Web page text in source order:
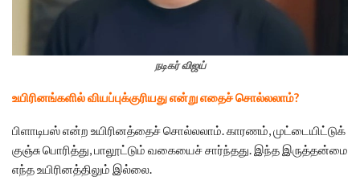
நடிகர் விஜய்
உயிரினங்களில் வியப்புக்குரியது என்று எதைச் சொல்லலாம்?
பிளாடிபஸ் என்ற உயிரினத்தைச் சொல்லலாம். காரணம், முட்டையிட்டுக்
குஞ்சு பொரித்து, பாலூட்டும் வகையைச் சார்ந்தது. இந்த இருத்தன்மை
எந்த உயிரினத்திலும் இல்லை.